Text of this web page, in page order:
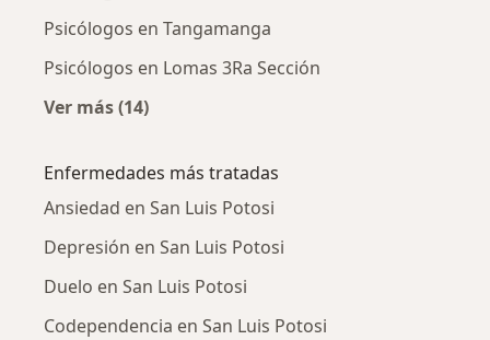
Psicólogos en Tangamanga
Psicólogos en Lomas 3Ra Sección
Ver más (14)
Enfermedades más tratadas
Ansiedad en San Luis Potosi
Depresión en San Luis Potosi
Duelo en San Luis Potosi
Codependencia en San Luis Potosi